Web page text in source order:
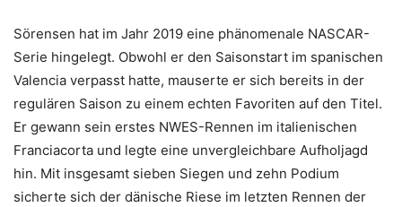
Sörensen hat im Jahr 2019 eine phänomenale NASCAR-
Serie hingelegt. Obwohl er den Saisonstart im spanischen
Valencia verpasst hatte, mauserte er sich bereits in der
regulären Saison zu einem echten Favoriten auf den Titel.
Er gewann sein erstes NWES-Rennen im italienischen
Franciacorta und legte eine unvergleichbare Aufholjagd
hin. Mit insgesamt sieben Siegen und zehn Podium
sicherte sich der dänische Riese im letzten Rennen der